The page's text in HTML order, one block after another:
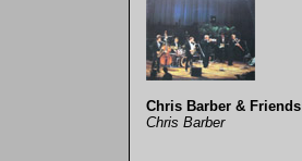
Chris Barber & Friends
Chris Barber